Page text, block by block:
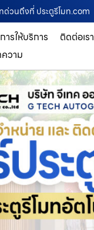
ด่วนถึงที่ ประตูรีโมท.com
ารให้บริการ ติดต่อเรา
วาม